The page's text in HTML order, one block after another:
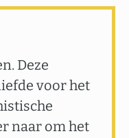
Deze
voor het
naar om het